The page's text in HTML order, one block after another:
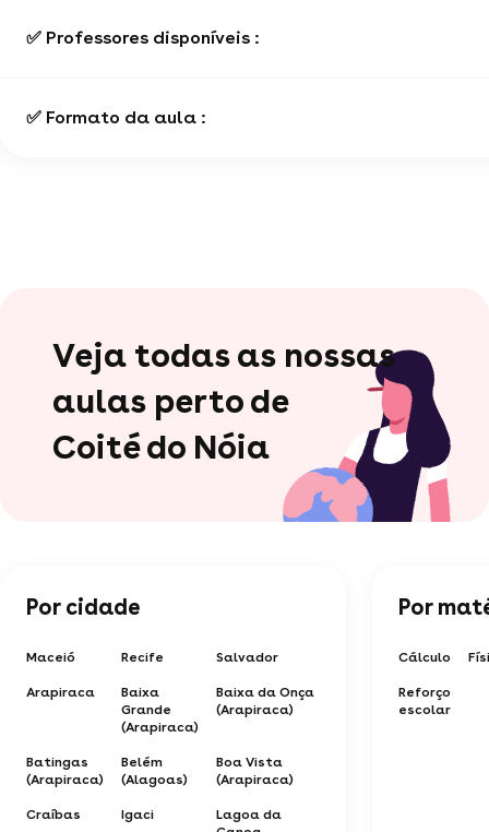
✅ Professores disponíveis :
✅ Formato da aula :
Veja todas as nossas
aulas perto de
Coité do Nóia
Por cidade
Maceió Recife Salvador
Arapiraca
Baixa
Grande
(Arapiraca)
Baixa da Onça
(Arapiraca)
Batingas
(Arapiraca)
Belém
(Alagoas)
Boa Vista
(Arapiraca)
Craíbas Igaci
Lagoa da
Por
Cálculo
Reforço
escolar